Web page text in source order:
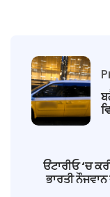
ਓਂਟਾਰੀਓ ‘ਚ
ਭਾਰਤੀ